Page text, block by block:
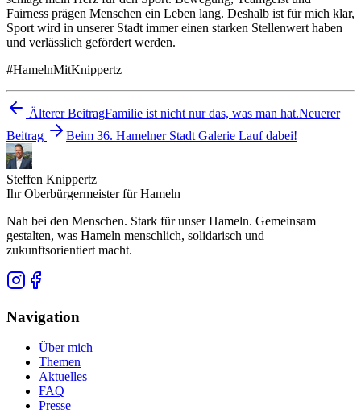
Fairness prägen Menschen ein Leben lang. Deshalb ist für mich klar,
Sport wird in unserer Stadt immer einen starken Stellenwert haben
und verlässlich gefördert werden.
#HamelnMitKnippertz
Älterer BeitragFamilie ist nicht nur das, was man hat.Neuerer
Beitrag
Beim 36. Hamelner Stadt Galerie Lauf dabei!
Steffen Knippertz
Ihr Oberbürgermeister für Hameln
Nah bei den Menschen. Stark für unser Hameln. Gemeinsam
gestalten, was Hameln menschlich, solidarisch und
zukunftsorientiert macht.
Navigation
Über mich
Themen
Aktuelles
FAQ
Presse